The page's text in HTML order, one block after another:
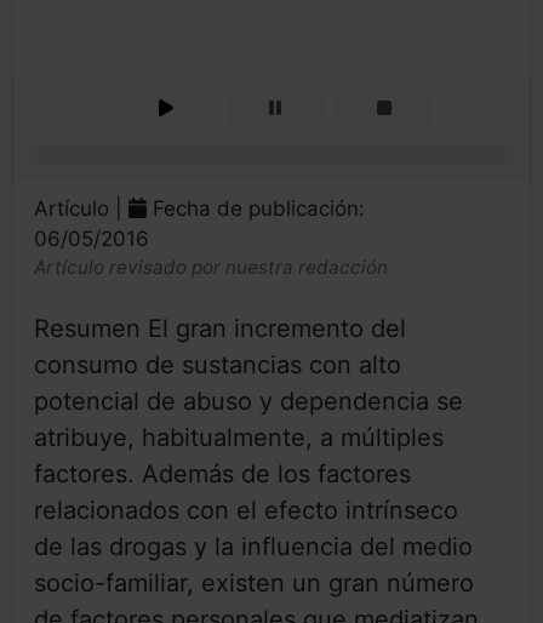
Artículo |
Fecha de publicación:
06/05/2016
Artículo revisado por nuestra redacción
Resumen El gran incremento del
consumo de sustancias con alto
potencial de abuso y dependencia se
atribuye, habitualmente, a múltiples
factores. Además de los factores
relacionados con el efecto intrínseco
de las drogas y la influencia del medio
socio-familiar, existen un gran número